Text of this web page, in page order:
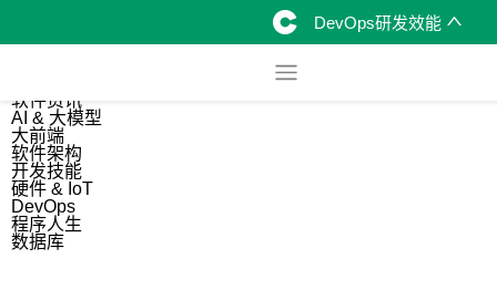
DevOps研发效能
软件资讯
AI & 大模型
大前端
软件架构
开发技能
硬件 & IoT
DevOps
程序人生
数据库